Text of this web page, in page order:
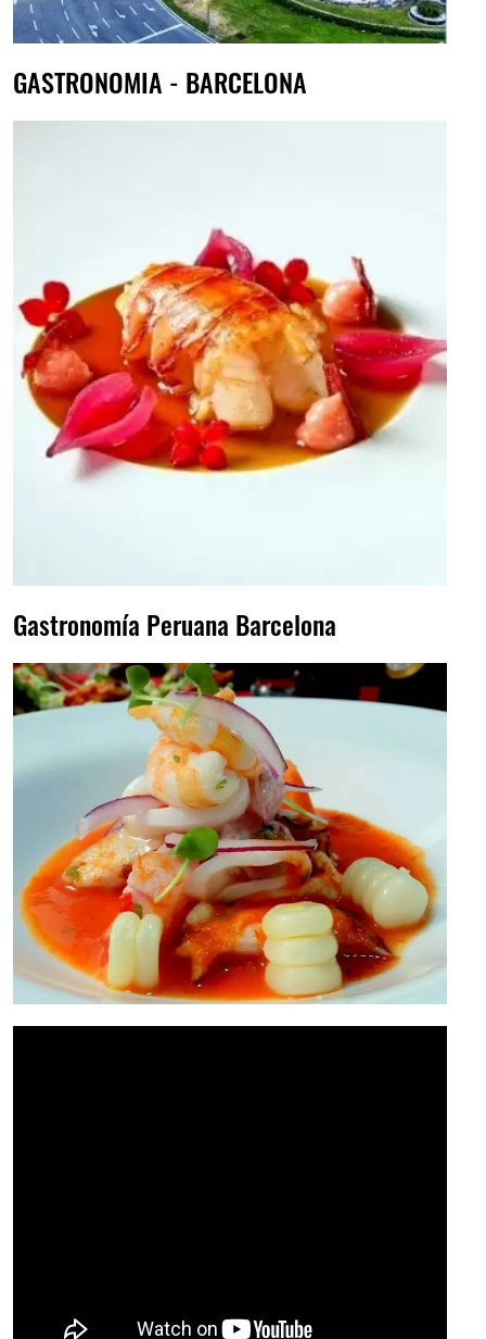
GASTRONOMIA - BARCELONA
Gastronomía Peruana Barcelona